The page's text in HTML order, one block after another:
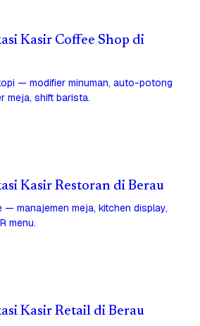
Kasir Coffee Shop di
— modifier minuman, auto-potong
meja, shift barista.
Kasir Restoran di Berau
— manajemen meja, kitchen display,
menu.
Kasir Retail di Berau